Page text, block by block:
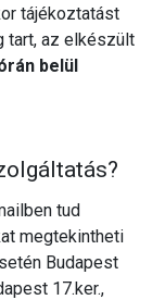
tájékoztatást
tart, az elkészült
belül
tud
megtekintheti
Budapest
17.ker.,